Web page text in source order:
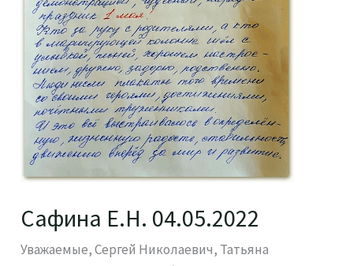
Сафина Е.Н. 04.05.2022
Уважаемые, Сергей Николаевич, Татьяна